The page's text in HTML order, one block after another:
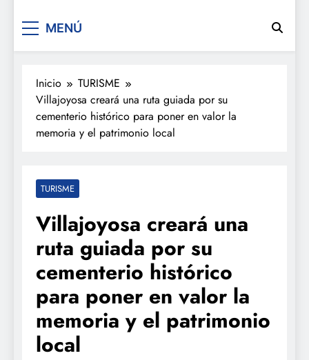
De festa en festa 2.0
MENÚ
Inicio
TURISME
Villajoyosa creará una ruta guiada por su
cementerio histórico para poner en valor la
memoria y el patrimonio local
TURISME
Villajoyosa creará una
ruta guiada por su
cementerio histórico
para poner en valor la
memoria y el patrimonio
local